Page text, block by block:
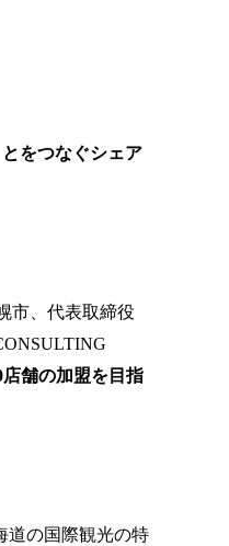
をつなぐシェア
市、代表取締役
店舗の加盟を目指
道の国際観光の特